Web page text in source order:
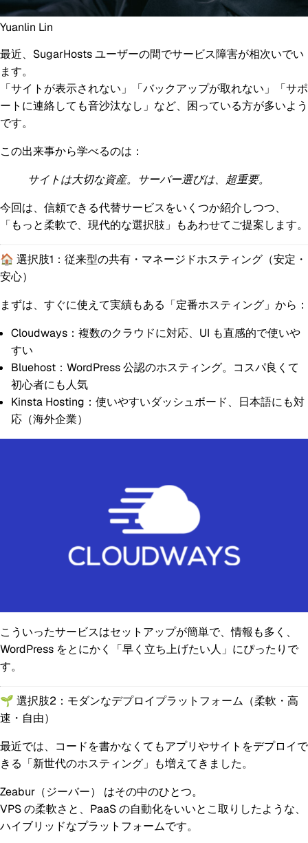
Yuanlin Lin
最近、SugarHosts ユーザーの間でサービス障害が相次いでい
ます。
「サイトが表示されない」「バックアップが取れない」「サポ
ートに連絡しても音沙汰なし」など、困っている方が多いよう
です。
この出来事から学べるのは：
サイトは大切な資産。サーバー選びは、超重要。
今回は、信頼できる代替サービスをいくつか紹介しつつ、
「もっと柔軟で、現代的な選択肢」もあわせてご提案します。
🏠 選択肢1：従来型の共有・マネージドホスティング（安定・
安心）
まずは、すぐに使えて実績もある「定番ホスティング」から：
Cloudways ：複数のクラウドに対応、UI も直感的で使いや
すい
Bluehost ：WordPress 公認のホスティング。コスパ良くて
初心者にも人気
Kinsta Hosting ：使いやすいダッシュボード、日本語にも対
応（海外企業）
こういったサービスはセットアップが簡単で、情報も多く、
WordPress をとにかく「早く立ち上げたい人」にぴったりで
す。
🌱 選択肢2：モダンなデプロイプラットフォーム（柔軟・高
速・自由）
最近では、コードを書かなくてもアプリやサイトをデプロイで
きる「新世代のホスティング」も増えてきました。
Zeabur（ジーバー）
はその中のひとつ。
VPS の柔軟さと、PaaS の自動化をいいとこ取りしたような、
ハイブリッドなプラットフォームです。